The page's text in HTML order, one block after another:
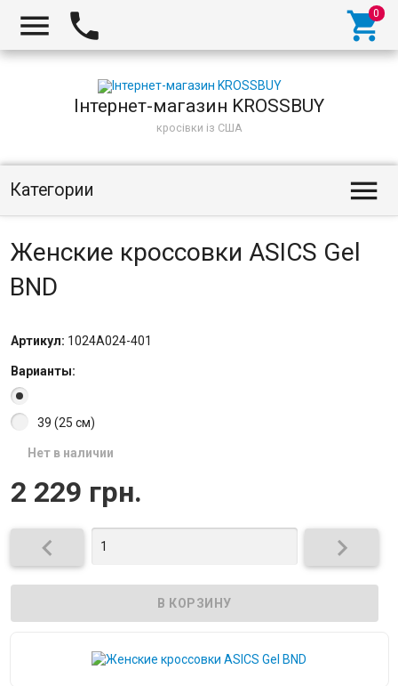
Інтернет-магазин KROSSBUY
кросівки із США
Категории
Женские кроссовки ASICS Gel
BND
Артикул: 1024A024-401
Варианты:
39 (25 см)
Нет в наличии
2 229 грн.